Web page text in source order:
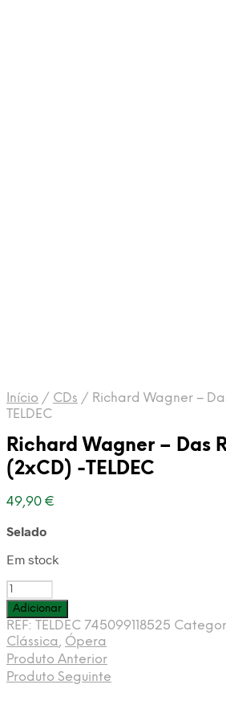
Início / CDs / Richard Wagner –
TELDEC
Richard Wagner – Das
(2xCD) -TELDEC
49,90 €
Selado
Em stock
Quantidade
de
Richard
Wagner
-
Das
Rheingold
Adicionar
REF: TELDEC 745099118525
Clássica, Ópera
Produto Anterior
Produto Seguinte